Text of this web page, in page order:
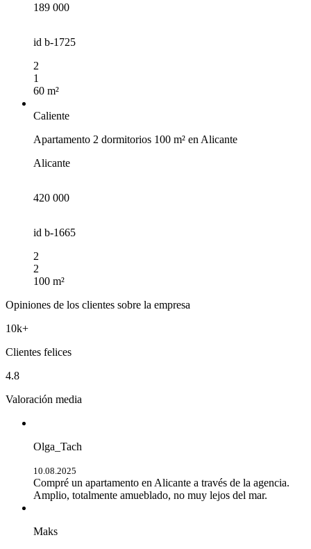
189 000
id b-1725
2
1
60 m²
Caliente
Apartamento 2 dormitorios 100 m² en Alicante
Alicante
420 000
id b-1665
2
2
100 m²
Opiniones de los clientes sobre la empresa
10k+
Clientes felices
4.8
Valoración media
Olga_Tach
10.08.2025
Compré un apartamento en Alicante a través de la agencia.
Amplio, totalmente amueblado, no muy lejos del mar.
Maks